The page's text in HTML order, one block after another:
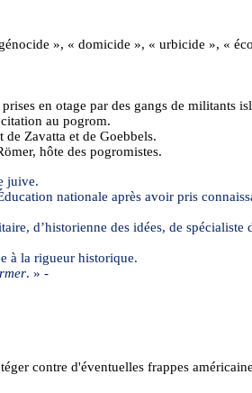
», « domicide », « urbicide », «
en otage par des gangs de militants
au pogrom.
Zavatta et de Goebbels.
hôte des pogromistes.
juive.
nationale après avoir pris
d’historienne des idées, de spécialiste
à la rigueur historique.
. » -
contre d'éventuelles frappes